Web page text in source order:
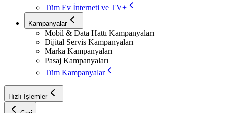
Tüm Ev İnterneti ve TV+
Kampanyalar
Mobil & Data Hattı Kampanyaları
Dijital Servis Kampanyaları
Marka Kampanyaları
Pasaj Kampanyaları
Tüm Kampanyalar
Hızlı İşlemler